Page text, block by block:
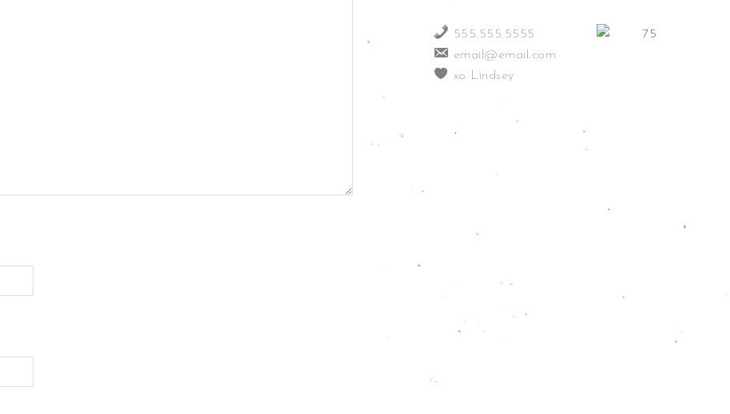
555.555.5555
email@email.com
xo Lindsey